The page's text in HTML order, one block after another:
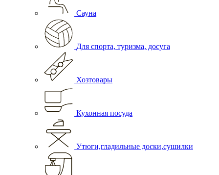
Сауна
Для спорта, туризма, досуга
Хозтовары
Кухонная посуда
Утюги,гладильные доски,сушилки